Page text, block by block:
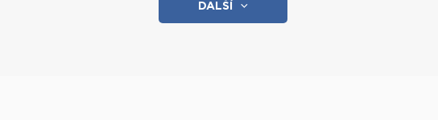
DALŠÍ